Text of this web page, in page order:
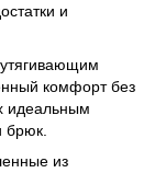
и
комфорт без
идеальным
брюк.
из